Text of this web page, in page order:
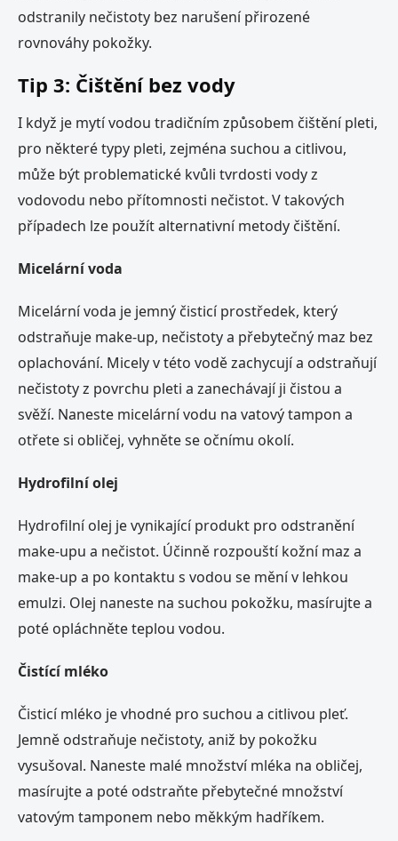
odstranily nečistoty bez narušení přirozené
rovnováhy pokožky.
Tip 3: Čištění bez vody
I když je mytí vodou tradičním způsobem čištění pleti,
pro některé typy pleti, zejména suchou a citlivou,
může být problematické kvůli tvrdosti vody z
vodovodu nebo přítomnosti nečistot. V takových
případech lze použít alternativní metody čištění.
Micelární voda
Micelární voda je jemný čisticí prostředek, který
odstraňuje make-up, nečistoty a přebytečný maz bez
oplachování. Micely v této vodě zachycují a odstraňují
nečistoty z povrchu pleti a zanechávají ji čistou a
svěží. Naneste micelární vodu na vatový tampon a
otřete si obličej, vyhněte se očnímu okolí.
Hydrofilní olej
Hydrofilní olej je vynikající produkt pro odstranění
make-upu a nečistot. Účinně rozpouští kožní maz a
make-up a po kontaktu s vodou se mění v lehkou
emulzi. Olej naneste na suchou pokožku, masírujte a
poté opláchněte teplou vodou.
Čistící mléko
Čisticí mléko je vhodné pro suchou a citlivou pleť.
Jemně odstraňuje nečistoty, aniž by pokožku
vysušoval. Naneste malé množství mléka na obličej,
masírujte a poté odstraňte přebytečné množství
vatovým tamponem nebo měkkým hadříkem.